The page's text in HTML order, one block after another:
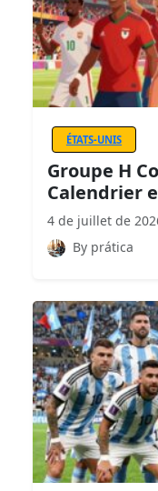
ÉTATS-UNIS
Groupe H
Calendrier
4 de juillet de
By prática